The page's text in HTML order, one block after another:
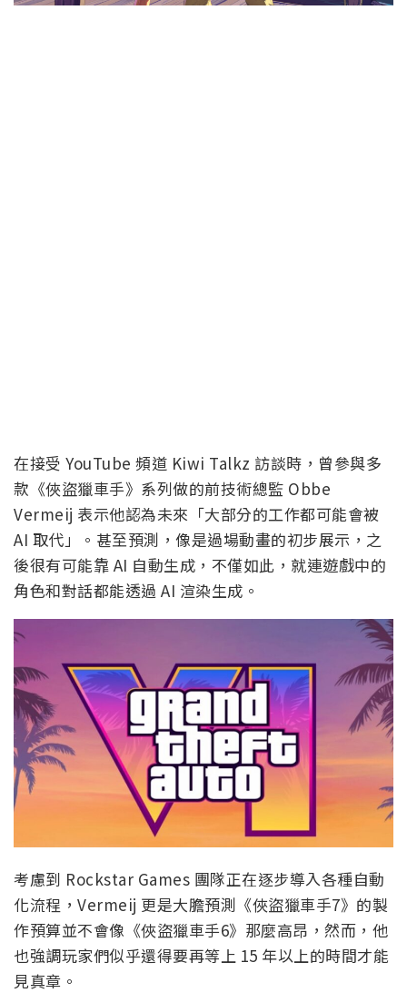
在接受 YouTube 頻道 Kiwi Talkz 訪談時，曾參與多
款《俠盜獵車手》系列做的前技術總監 Obbe
Vermeij 表示他認為未來「大部分的工作都可能會被
AI 取代」。甚至預測，像是過場動畫的初步展示，之
後很有可能靠 AI 自動生成，不僅如此，就連遊戲中的
角色和對話都能透過 AI 渲染生成。
考慮到 Rockstar Games 團隊正在逐步導入各種自動
化流程，Vermeij 更是大膽預測《俠盜獵車手7》的製
作預算並不會像《俠盜獵車手6》那麼高昂，然而，他
也強調玩家們似乎還得要再等上 15 年以上的時間才能
見真章。